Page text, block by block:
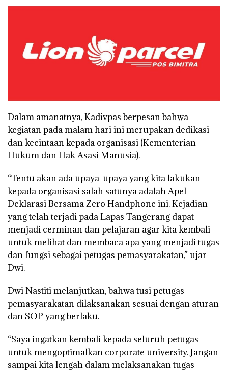
Dalam amanatnya, Kadivpas berpesan bahwa
kegiatan pada malam hari ini merupakan dedikasi
dan kecintaan kepada organisasi (Kementerian
Hukum dan Hak Asasi Manusia).
“Tentu akan ada upaya-upaya yang kita lakukan
kepada organisasi salah satunya adalah Apel
Deklarasi Bersama Zero Handphone ini. Kejadian
yang telah terjadi pada Lapas Tangerang dapat
menjadi cerminan dan pelajaran agar kita kembali
untuk melihat dan membaca apa yang menjadi tugas
dan fungsi sebagai petugas pemasyarakatan,” ujar
Dwi.
Dwi Nastiti melanjutkan, bahwa tusi petugas
pemasyarakatan dilaksanakan sesuai dengan aturan
dan SOP yang berlaku.
“Saya ingatkan kembali kepada seluruh petugas
untuk mengoptimalkan corporate university. Jangan
sampai kita lengah dalam melaksanakan tugas